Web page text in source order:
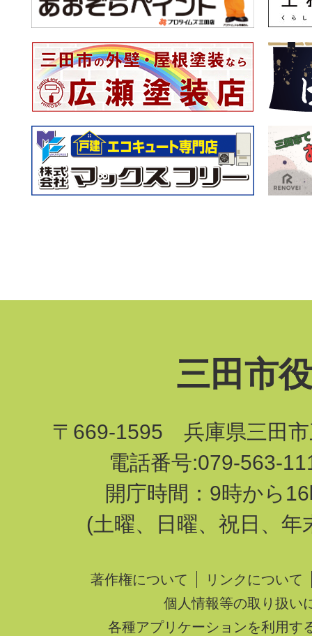
三田市
〒669-1595 兵庫県三田市
電話番号:079-563-
開庁時間：9時から
(土曜、日曜、祝日、年
著作権について
リンクについて
個人情報等の取り扱い
各種アプリケーションを利用す